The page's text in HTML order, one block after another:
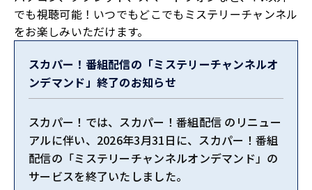
フランス絶景ミステリー コレクション カタ
ルーニャ
フランス絶景ミステリー コレクション ペリ
配信中（2026.03.31 - 2027.02.27）
フランス絶景ミステリー コレクション パリ
配信中（2026.03.31 - 2027.02.27）
でも視聴可能！いつでもどこでもミステリーチャンネル
をお楽しみいただけます。
スカパー！番組配信の「ミステリーチャンネルオ
ンデマンド」終了のお知らせ
スカパー！では、スカパー！番組配信 のリニュー
アルに伴い、2026年3月31日に、スカパー！番組
配信の「ミステリーチャンネルオンデマンド」の
サービスを終了いたしました。